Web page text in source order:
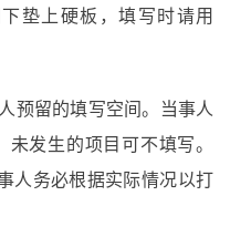
垫上硬板，填写时请用
留的填写空间。当事人
发生的项目可不填写。
人务必根据实际情况以打